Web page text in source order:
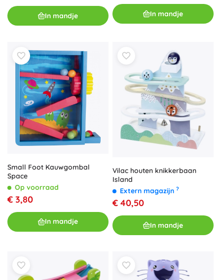
In mandje In mandje
Small Foot Kauwgombal
Space
Op voorraad
€ 3,80
In mandje
Vilac houten knikkerbaan
Island
Extern magazijn ?
€ 40,50
In mandje